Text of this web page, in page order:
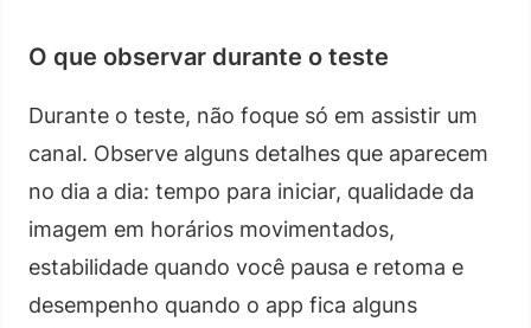
O que observar durante o teste
Durante o teste, não foque só em assistir um
canal. Observe alguns detalhes que aparecem
no dia a dia: tempo para iniciar, qualidade da
imagem em horários movimentados,
estabilidade quando você pausa e retoma e
desempenho quando o app fica alguns